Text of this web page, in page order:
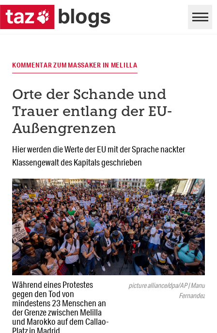
Während eines Protestes
gegen den Tod von
mindestens 23 Menschen an
der Grenze zwischen Melilla
und Marokko auf dem Callao-
Platz in Madrid
picture alliance/dpa/AP | Manu
Fernandez
KOMMENTAR ZUM MASSAKER IN MELILLA
Orte der Schande und
Trauer entlang der EU-
Außengrenzen
Hier werden die Werte der EU mit der Sprache nackter
Klassengewalt des Kapitals geschrieben